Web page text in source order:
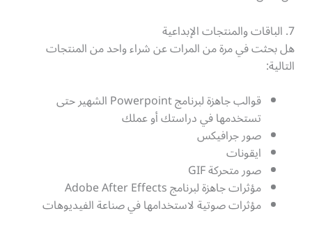
7. الباقات والمنتجات الإبداعية
هل بحثت في مرة من المرات عن شراء واحد من المنتجات
التالية:
قوالب جاهزة لبرنامج Powerpoint الشهير حتى
تستخدمها في دراستك أو عملك
صور جرافيكس
ايقونات
صور متحركة GIF
مؤثرات جاهزة لبرنامج Adobe After Effects
مؤثرات صوتية لاستخدامها في صناعة الفيديوهات